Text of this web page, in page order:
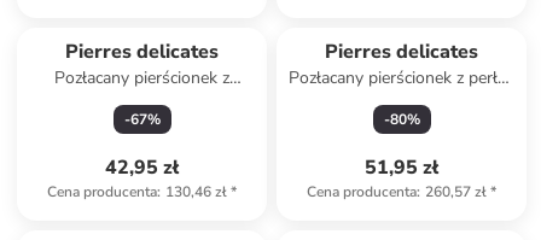
Pierres delicates
Pozłacany pierścionek z
zultanitem
-67%
42,95 zł
Cena producenta: 130,46 zł*
Pierres delicates
Pozłacany pierścionek z perłą i
cyrkoniami
-80%
51,95 zł
Cena producenta: 260,57 zł*